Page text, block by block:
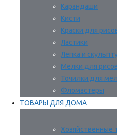
Карандаши
Кисти
Краски для
Ластики
Лепка и
Мелки для
Точилки для
Фломастеры
ТОВАРЫ ДЛЯ ДОМА
Хозяйственные